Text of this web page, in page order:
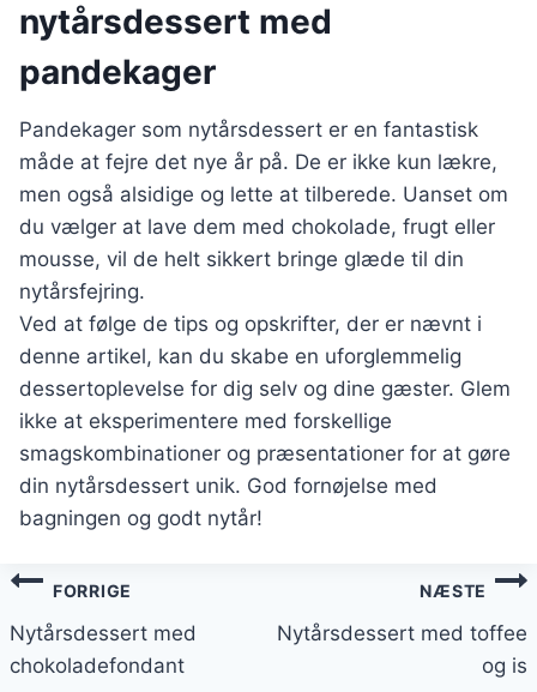
nytårsdessert med
pandekager
Pandekager som nytårsdessert er en fantastisk
måde at fejre det nye år på. De er ikke kun lækre,
men også alsidige og lette at tilberede. Uanset om
du vælger at lave dem med chokolade, frugt eller
mousse, vil de helt sikkert bringe glæde til din
nytårsfejring.
Ved at følge de tips og opskrifter, der er nævnt i
denne artikel, kan du skabe en uforglemmelig
dessertoplevelse for dig selv og dine gæster. Glem
ikke at eksperimentere med forskellige
smagskombinationer og præsentationer for at gøre
din nytårsdessert unik. God fornøjelse med
bagningen og godt nytår!
Indlægsnavigation
FORRIGE
Nytårsdessert med
chokoladefondant
NÆSTE
Nytårsdessert med toffee
og is